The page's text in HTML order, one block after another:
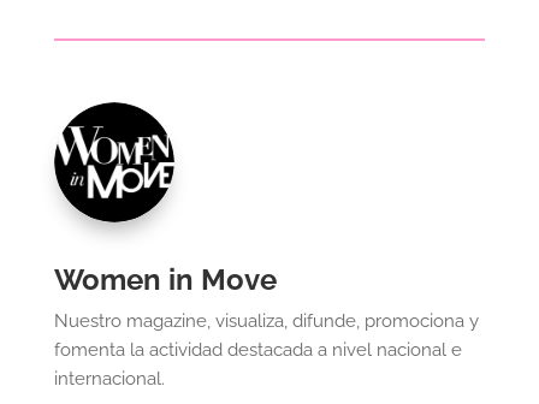
Women in Move
Nuestro magazine, visualiza, difunde, promociona y
fomenta la actividad destacada a nivel nacional e
internacional.